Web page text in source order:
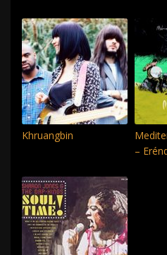
Khruangbin
–